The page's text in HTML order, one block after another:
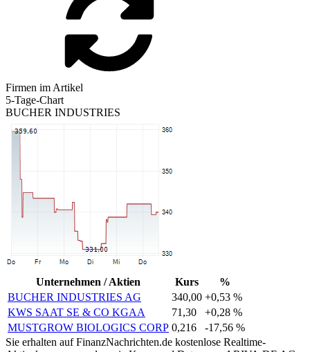
Firmen im Artikel
5-Tage-Chart
BUCHER INDUSTRIES
Unternehmen / Aktien Kurs
%
BUCHER INDUSTRIES AG
340,00 +0,53 %
KWS SAAT SE & CO KGAA
71,30
+0,28 %
MUSTGROW BIOLOGICS CORP 0,216
-17,56 %
Sie erhalten auf FinanzNachrichten.de kostenlose Realtime-